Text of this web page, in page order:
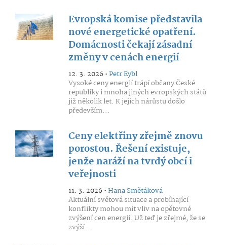
Evropská komise představila
nové energetické opatření.
Domácnosti čekají zásadní
změny v cenách energií
12. 3. 2026 •Petr Eybl
Vysoké ceny energií trápí občany České
republiky i mnoha jiných evropských států
již několik let. K jejich nárůstu došlo
především...
Ceny elektřiny zřejmě znovu
porostou. Řešení existuje,
jenže naráží na tvrdý obcí i
veřejnosti
11. 3. 2026 •Hana Smětáková
Aktuální světová situace a probíhající
konflikty mohou mít vliv na opětovné
zvýšení cen energií. Už teď je zřejmé, že se
zvýší...